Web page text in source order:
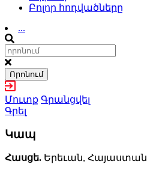
Բոլոր հոդվածները
...
Որոնում
Մուտք Գրանցվել
Գրել
Կապ
Հասցե. Երեւան, Հայաստան